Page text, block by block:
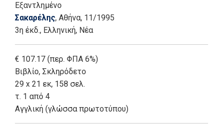
Εξαντλημένο
Σακαρέλης, Αθήνα, 11/1995
3η έκδ., Ελληνική, Νέα
€ 107.17 (περ. ΦΠΑ 6%)
Βιβλίο, Σκληρόδετο
29 x 21 εκ, 158 σελ.
τ. 1 από 4
Αγγλική (γλώσσα πρωτοτύπου)